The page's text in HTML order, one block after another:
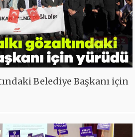
Belediye Başkanı için